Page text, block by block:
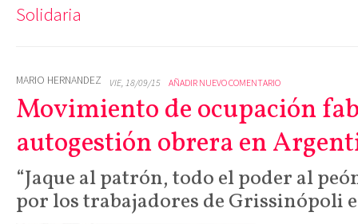
Solidaria
MARIO HERNANDEZ VIE, 18/09/15 AÑADIR NUEVO COMENTARIO
Movimiento de ocupación
autogestión obrera en
“Jaque al patrón, todo el poder al
por los trabajadores de Grissinópoli